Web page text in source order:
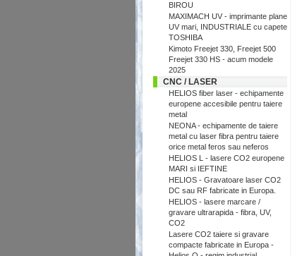
BIROU
MAXIMACH UV - imprimante plane
UV mari, INDUSTRIALE cu capete
TOSHIBA
Kimoto Freejet 330, Freejet 500
Freejet 330 HS - acum modele
2025
CNC / LASER
HELIOS fiber laser - echipamente
europene accesibile pentru taiere
metal
NEONA - echipamente de taiere
metal cu laser fibra pentru taiere
orice metal feros sau neferos
HELIOS L - lasere CO2 europene
MARI si IEFTINE
HELIOS - Gravatoare laser CO2
DC sau RF fabricate in Europa.
HELIOS - lasere marcare /
gravare ultrarapida - fibra, UV,
CO2
Lasere CO2 taiere si gravare
compacte fabricate in Europa -